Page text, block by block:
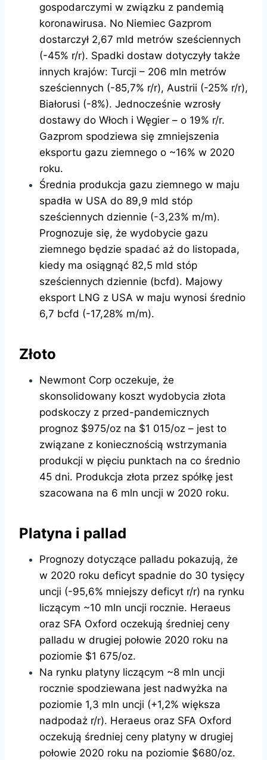
gospodarczymi w związku z pandemią
koronawirusa. No Niemiec Gazprom
dostarczył 2,67 mld metrów sześciennych
(-45% r/r). Spadki dostaw dotyczyły także
innych krajów: Turcji – 206 mln metrów
sześciennych (-85,7% r/r), Austrii (-25% r/r),
Białorusi (-8%). Jednocześnie wzrosły
dostawy do Włoch i Węgier – o 19% r/r.
Gazprom spodziewa się zmniejszenia
eksportu gazu ziemnego o ~16% w 2020
roku.
Średnia produkcja gazu ziemnego w maju
spadła w USA do 89,9 mld stóp
sześciennych dziennie (-3,23% m/m).
Prognozuje się, że wydobycie gazu
ziemnego będzie spadać aż do listopada,
kiedy ma osiągnąć 82,5 mld stóp
sześciennych dziennie (bcfd). Majowy
eksport LNG z USA w maju wynosi średnio
6,7 bcfd (-17,28% m/m).
Złoto
Newmont Corp oczekuje, że
skonsolidowany koszt wydobycia złota
podskoczy z przed-pandemicznych
prognoz $975/oz na $1 015/oz – jest to
związane z koniecznością wstrzymania
produkcji w pięciu punktach na co średnio
45 dni. Produkcja złota przez spółkę jest
szacowana na 6 mln uncji w 2020 roku.
Platyna i pallad
Prognozy dotyczące palladu pokazują, że
w 2020 roku deficyt spadnie do 30 tysięcy
uncji (-95,6% mniejszy deficyt r/r) na rynku
liczącym ~10 mln uncji rocznie. Heraeus
oraz SFA Oxford oczekują średniej ceny
palladu w drugiej połowie 2020 roku na
poziomie $1 675/oz.
Na rynku platyny liczącym ~8 mln uncji
rocznie spodziewana jest nadwyżka na
poziomie 1,3 mln uncji (+1,2% większa
nadpodaż r/r). Heraeus oraz SFA Oxford
oczekują średniej ceny platyny w drugiej
połowie 2020 roku na poziomie $680/oz.